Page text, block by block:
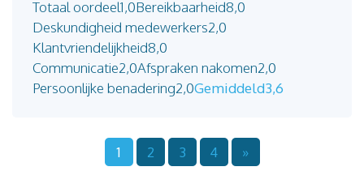
Totaal oordeel1,0Bereikbaarheid8,0
Deskundigheid medewerkers2,0
Klantvriendelijkheid8,0
Communicatie2,0Afspraken nakomen2,0
Persoonlijke benadering2,0Gemiddeld3,6
1 2 3 4 »